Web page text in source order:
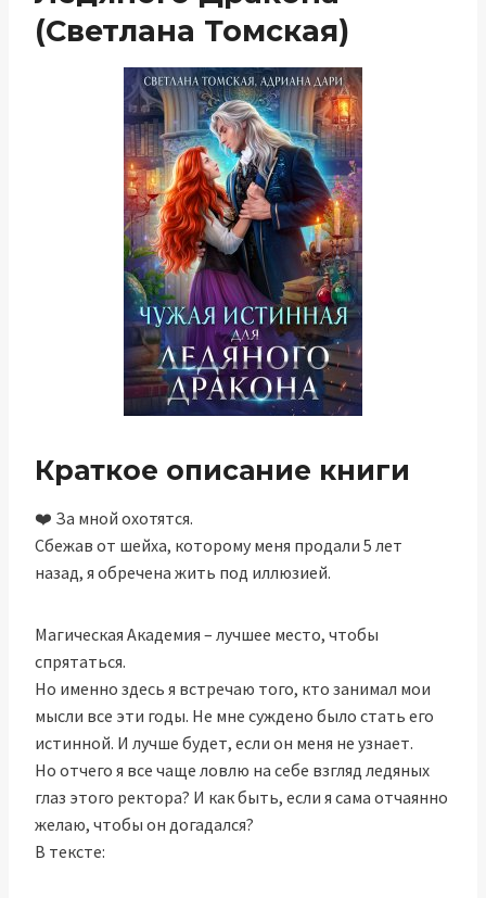
(Светлана Томская)
Краткое описание книги
❤️ За мной охотятся.
Сбежав от шейха, которому меня продали 5 лет
назад, я обречена жить под иллюзией.
Магическая Академия – лучшее место, чтобы
спрятаться.
Но именно здесь я встречаю того, кто занимал мои
мысли все эти годы. Не мне суждено было стать его
истинной. И лучше будет, если он меня не узнает.
Но отчего я все чаще ловлю на себе взгляд ледяных
глаз этого ректора? И как быть, если я сама отчаянно
желаю, чтобы он догадался?
В тексте: